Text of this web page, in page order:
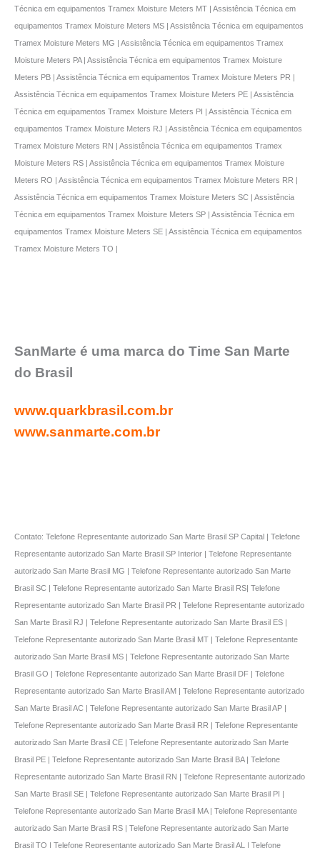
Técnica em equipamentos Tramex Moisture Meters MT | Assistência Técnica em
equipamentos Tramex Moisture Meters MS | Assistência Técnica em equipamentos
Tramex Moisture Meters MG | Assistência Técnica em equipamentos Tramex
Moisture Meters PA | Assistência Técnica em equipamentos Tramex Moisture
Meters PB | Assistência Técnica em equipamentos Tramex Moisture Meters PR |
Assistência Técnica em equipamentos Tramex Moisture Meters PE | Assistência
Técnica em equipamentos Tramex Moisture Meters PI | Assistência Técnica em
equipamentos Tramex Moisture Meters RJ | Assistência Técnica em equipamentos
Tramex Moisture Meters RN | Assistência Técnica em equipamentos Tramex
Moisture Meters RS | Assistência Técnica em equipamentos Tramex Moisture
Meters RO | Assistência Técnica em equipamentos Tramex Moisture Meters RR |
Assistência Técnica em equipamentos Tramex Moisture Meters SC | Assistência
Técnica em equipamentos Tramex Moisture Meters SP | Assistência Técnica em
equipamentos Tramex Moisture Meters SE | Assistência Técnica em equipamentos
Tramex Moisture Meters TO |
SanMarte é uma marca do Time San Marte
do Brasil
www.quarkbrasil.com.br
www.sanmarte.com.br
Contato: Telefone Representante autorizado San Marte Brasil SP Capital | Telefone
Representante autorizado San Marte Brasil SP Interior | Telefone Representante
autorizado San Marte Brasil MG | Telefone Representante autorizado San Marte
Brasil SC | Telefone Representante autorizado San Marte Brasil RS| Telefone
Representante autorizado San Marte Brasil PR | Telefone Representante autorizado
San Marte Brasil RJ | Telefone Representante autorizado San Marte Brasil ES |
Telefone Representante autorizado San Marte Brasil MT | Telefone Representante
autorizado San Marte Brasil MS | Telefone Representante autorizado San Marte
Brasil GO | Telefone Representante autorizado San Marte Brasil DF | Telefone
Representante autorizado San Marte Brasil AM | Telefone Representante autorizado
San Marte Brasil AC | Telefone Representante autorizado San Marte Brasil AP |
Telefone Representante autorizado San Marte Brasil RR | Telefone Representante
autorizado San Marte Brasil CE | Telefone Representante autorizado San Marte
Brasil PE | Telefone Representante autorizado San Marte Brasil BA | Telefone
Representante autorizado San Marte Brasil RN | Telefone Representante autorizado
San Marte Brasil SE | Telefone Representante autorizado San Marte Brasil PI |
Telefone Representante autorizado San Marte Brasil MA | Telefone Representante
autorizado San Marte Brasil RS | Telefone Representante autorizado San Marte
Brasil TO | Telefone Representante autorizado San Marte Brasil AL | Telefone